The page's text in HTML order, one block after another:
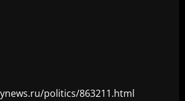
politics/863211.html